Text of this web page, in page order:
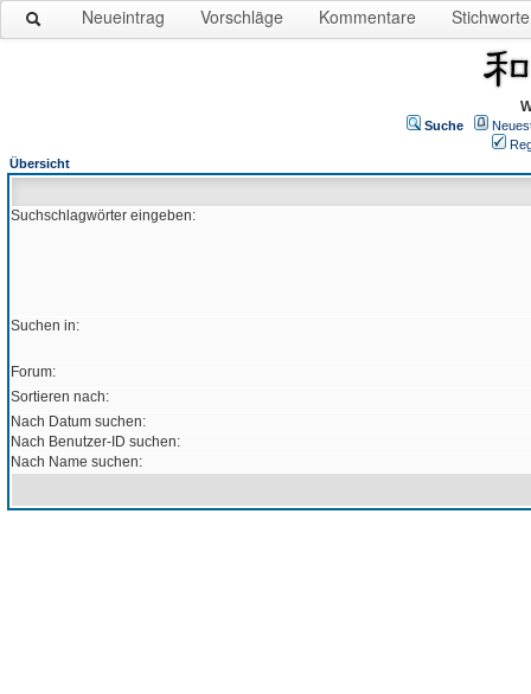
Neueintrag Vorschläge Kommentare Stichworte
Suche
Übersicht
Suchschlagwörter eingeben:
Suchen in:
Forum:
Sortieren nach:
Nach Datum suchen:
Nach Benutzer-ID suchen:
Nach Name suchen: